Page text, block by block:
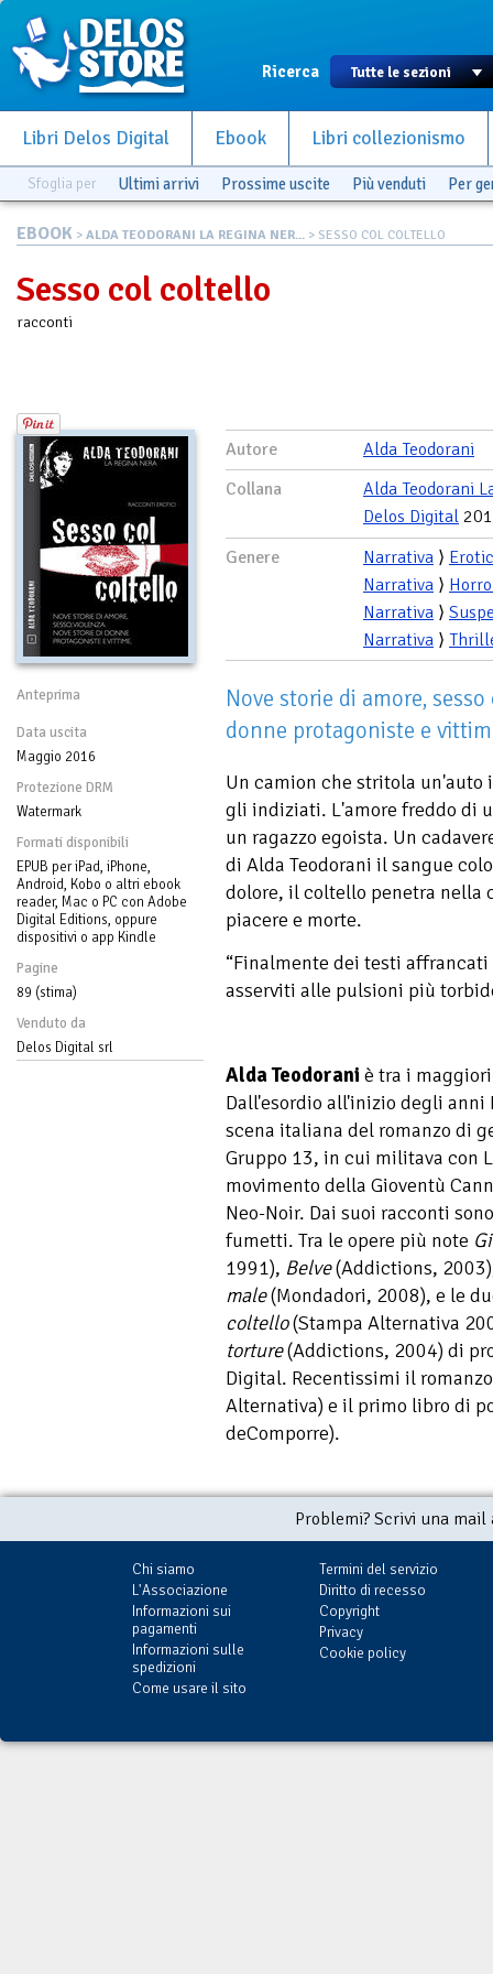
Ricerca
Libri Delos Digital Ebook Libri collezionismo
Sfoglia per Ultimi arrivi Prossime uscite Più venduti Per
EBOOK > ALDA TEODORANI LA REGINA NER... > SESSO COL COLTELLO
Sesso col coltello
racconti
Anteprima
Data uscita
Maggio 2016
Protezione DRM
Watermark
Formati disponibili
EPUB per iPad, iPhone,
Android, Kobo o altri ebook
reader, Mac o PC con Adobe
Digital Editions, oppure
dispositivi o app Kindle
Pagine
89 (stima)
Venduto da
Delos Digital srl
Autore
Alda Teodorani
Collana
Alda Teodorani
Delos Digital
Genere
Narrativa ⟩
Narrativa ⟩
Narrativa ⟩
Narrativa ⟩
Nove storie di amore,
donne protagoniste e
Un camion che stritola un'auto
gli indiziati. L'amore freddo di
un ragazzo egoista. Un
di Alda Teodorani il sangue
dolore, il coltello penetra
piacere e morte.
“Finalmente dei testi
asserviti alle pulsioni più
Alda Teodorani è tra i
Dall'esordio all'inizio degli anni
scena italiana del romanzo di
Gruppo 13, in cui militava con
movimento della Gioventù
Neo-Noir. Dai suoi racconti
fumetti. Tra le opere più note
1991), Belve(Addictions,
male(Mondadori, 2008), e le
coltello(Stampa Alternativa
torture(Addictions, 2004) di
Digital. Recentissimi il
Alternativa) e il primo libro di
deComporre).
Problemi? Scrivi una
Chi siamo
L'Associazione
Informazioni sui
pagamenti
Informazioni sulle
spedizioni
Come usare il sito
Termini del servizio
Diritto di recesso
Copyright
Privacy
Cookie policy